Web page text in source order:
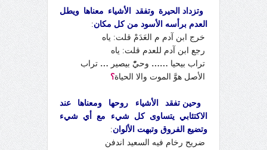
وتزداد الحيرة وتفقد الأشياء معناها ويطل
العدم برأسه الأسود من كل مكان:
خرج ابن آدم م العَدَمْ قلت: ياه
رجع ابن آدم للعدم قلت: ياه
تراب بيحيا …… وحيّْ بيصير … تراب
الأصل هوَّ الموت والا الحياة؟
وحين تفقد الأشياء روحها ومعناها عند
الاكتئابي يتساوى كل شيء مع أي شيء
وتضيع الفروق وتبهت الألوان:
ضريح رخام فيه السعيد اندفن